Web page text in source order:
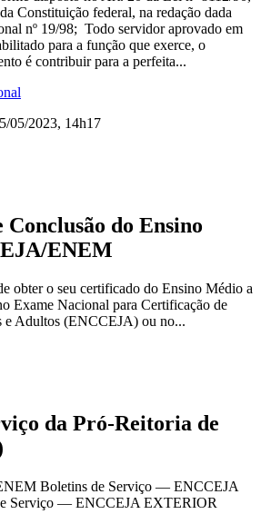
Constituição federal, na redação dada
nº 19/98; Todo servidor aprovado em
para a função que exerce, o
é contribuir para a perfeita...
05/2023, 14h17
do Ensino
ENEM
obter o seu certificado do Ensino Médio a
Exame Nacional para Certificação de
e Adultos (ENCCEJA) ou no...
da Pró-Reitoria de
Boletins de Serviço — ENCCEJA
Serviço — ENCCEJA EXTERIOR